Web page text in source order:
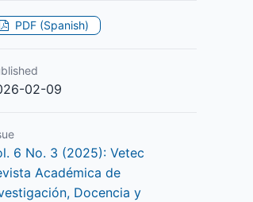
PDF (Spanish)
02-09
6 No. 3 (2025): Vetec
Académica de
Docencia y